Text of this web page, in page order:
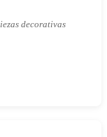
decorativas